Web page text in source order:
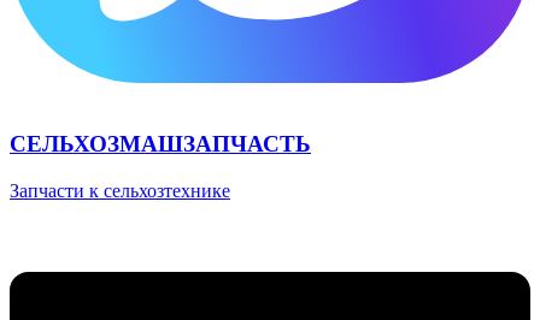
СЕЛЬХОЗМАШЗАПЧАСТЬ
Запчасти к сельхозтехнике